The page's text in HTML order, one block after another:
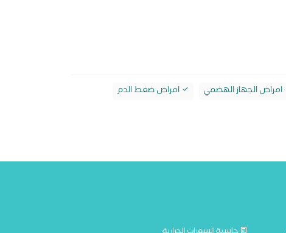
امراض الجهاز الهضمي
امراض ضغط الدم